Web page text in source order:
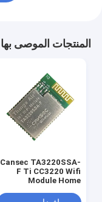
المنتجات الموصى بها
Cansec TA3220SSA-
F Ti CC3220 Wifi
Module Home
Rf Wifi Modules